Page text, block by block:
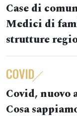
Case di
Medici di
strutture
COVID
Covid, nuovo
Cosa